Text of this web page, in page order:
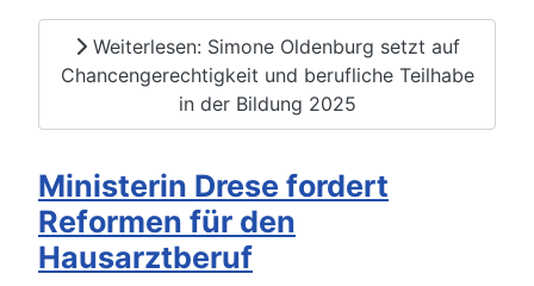
Weiterlesen: Simone Oldenburg setzt auf
Chancengerechtigkeit und berufliche Teilhabe
in der Bildung 2025
Ministerin Drese fordert
Reformen für den
Hausarztberuf